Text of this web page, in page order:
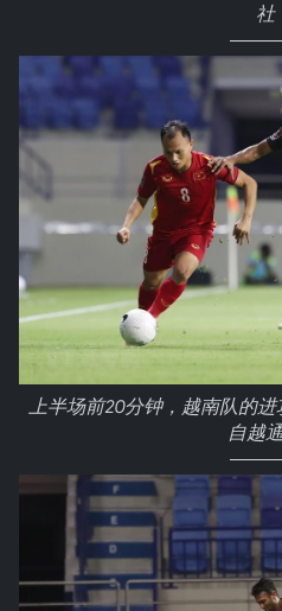
社
上半场前20分钟，越南队的
自越